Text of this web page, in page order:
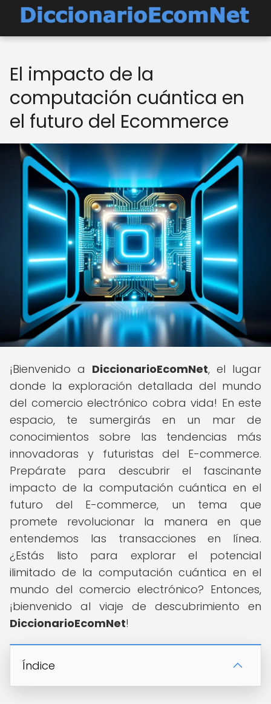
El impacto de la
computación cuántica en
el futuro del Ecommerce
¡Bienvenido a DiccionarioEcomNet, el lugar
donde la exploración detallada del mundo
del comercio electrónico cobra vida! En este
espacio, te sumergirás en un mar de
conocimientos sobre las tendencias más
innovadoras y futuristas del E-commerce.
Prepárate para descubrir el fascinante
impacto de la computación cuántica en el
futuro del E-commerce, un tema que
promete revolucionar la manera en que
entendemos las transacciones en línea.
¿Estás listo para explorar el potencial
ilimitado de la computación cuántica en el
mundo del comercio electrónico? Entonces,
¡bienvenido al viaje de descubrimiento en
DiccionarioEcomNet!
Índice